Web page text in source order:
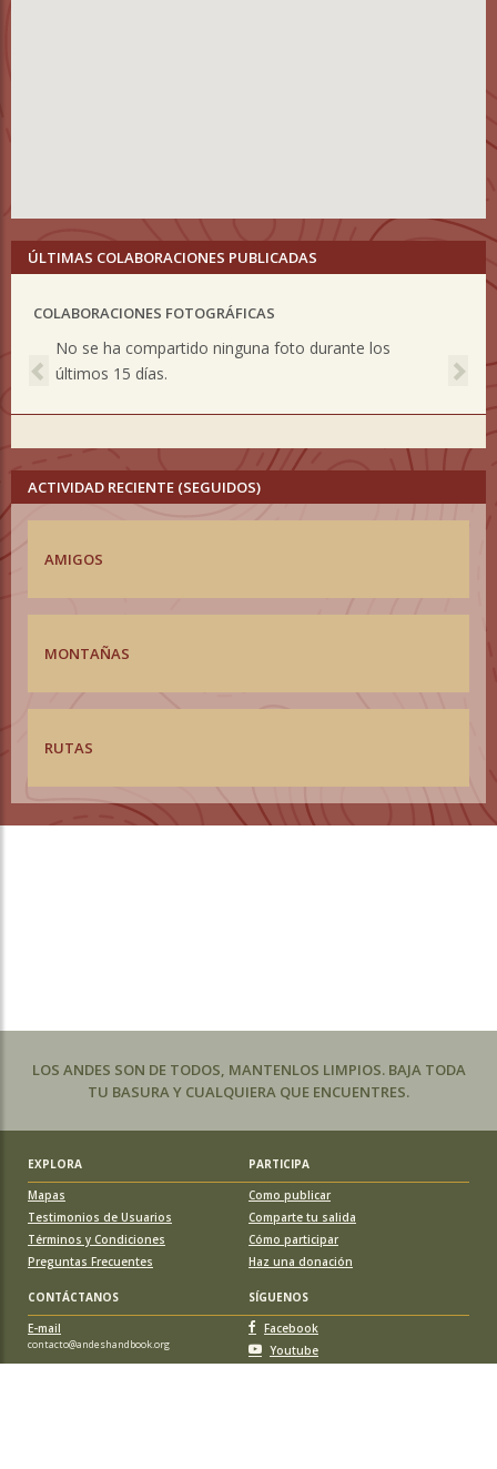
ÚLTIMAS COLABORACIONES PUBLICADAS
COLABORACIONES FOTOGRÁFICAS
No se ha compartido ninguna foto durante los
últimos 15 días.
Previous
ACTIVIDAD RECIENTE (SEGUIDOS)
AMIGOS
MONTAÑAS
RUTAS
LOS ANDES SON DE TODOS, MANTENLOS LIMPIOS. BAJA TODA
TU BASURA Y CUALQUIERA QUE ENCUENTRES.
EXPLORA
PARTICIPA
Mapas
Testimonios de Usuarios
Términos y Condiciones
Preguntas Frecuentes
Como publicar
Comparte tu salida
Cómo participar
Haz una donación
CONTÁCTANOS
SÍGUENOS
E-mail
contacto@andeshandbook.org
Facebook
Youtube